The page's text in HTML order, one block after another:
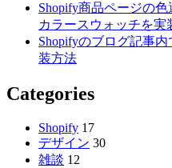
Shopify商品ページの
カラースウォッチを実
Shopifyのブログ記事
装方法
Categories
Shopify 17
デザイン 30
雑談 12